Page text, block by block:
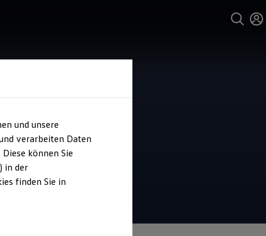
und unsere
verarbeiten Daten
können Sie
in der
finden Sie in